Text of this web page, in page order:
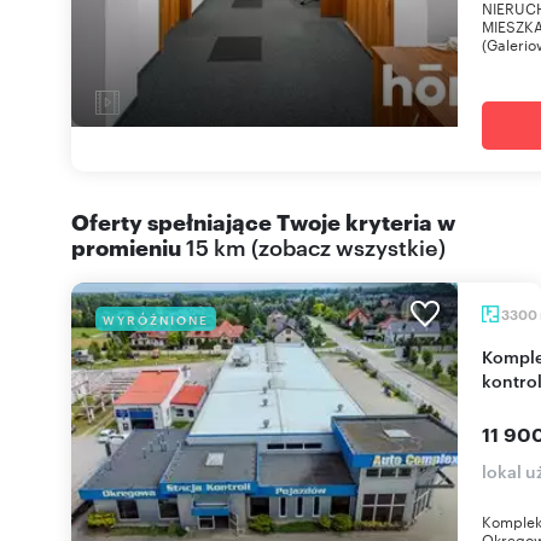
Oferty spełniające Twoje kryteria w
promieniu15 km (zobacz wszystkie)
WYRÓŻNIONE 3300
Kompleks hal warsztatowo-serwisowych z stacją
11
lokal